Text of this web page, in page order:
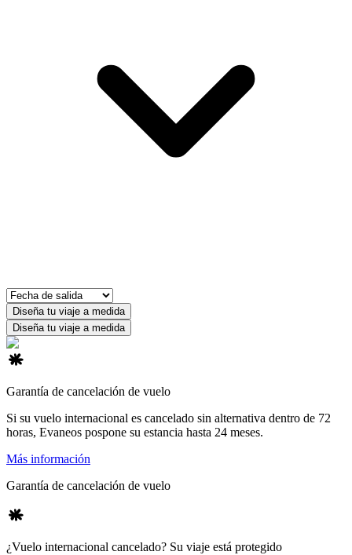
Diseña tu viaje a medida
Diseña tu viaje a medida
Garantía de cancelación de vuelo
Si su vuelo internacional es cancelado sin alternativa dentro de 72
horas, Evaneos pospone su estancia hasta 24 meses.
Más información
Garantía de cancelación de vuelo
¿Vuelo internacional cancelado? Su viaje está protegido